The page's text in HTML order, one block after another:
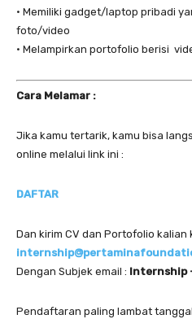
• Memiliki gadget/laptop pribadi
foto/video
• Melampirkan portofolio berisi
Cara Melamar :
Jika kamu tertarik, kamu bisa
online melalui link ini :
DAFTAR
Dan kirim CV dan Portofolio kalian
Dengan Subjek email : Internship
Pendaftaran paling lambat tanggal